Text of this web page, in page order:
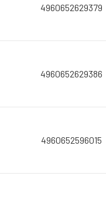
4960652629379
4960652629386
4960652596015